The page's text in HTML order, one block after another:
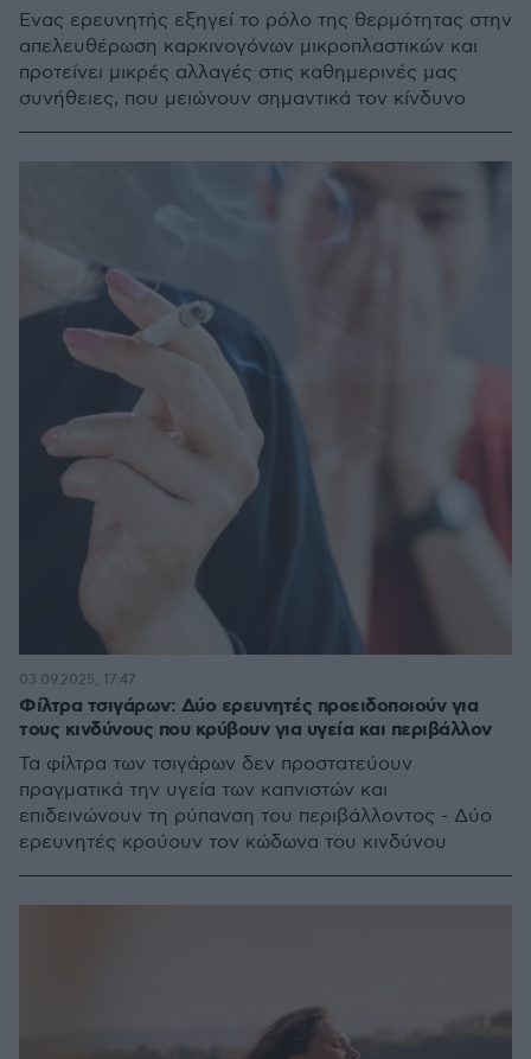
Ένας ερευνητής εξηγεί το ρόλο της θερμότητας στην
απελευθέρωση καρκινογόνων μικροπλαστικών και
προτείνει μικρές αλλαγές στις καθημερινές μας
συνήθειες, που μειώνουν σημαντικά τον κίνδυνο
Φίλτρα τσιγάρων: Δύο ερευνητές προειδοποιούν για
τους κινδύνους που κρύβουν για υγεία και περιβάλλον
Τα φίλτρα των τσιγάρων δεν προστατεύουν
πραγματικά την υγεία των καπνιστών και
επιδεινώνουν τη ρύπανση του περιβάλλοντος - Δύο
ερευνητές κρούουν τον κώδωνα του κινδύνου
03.09.2025, 17:47